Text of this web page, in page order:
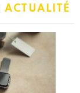
ACTUALITÉ